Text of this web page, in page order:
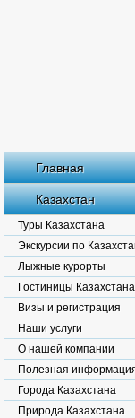
Главная
Казахстан
Туры Казахстана
Экскурсии по
Лыжные курорты
Гостиницы Казахстана
Визы и регистрация
Наши услуги
О нашей компании
Полезная
Города Казахстана
Природа Казахстана